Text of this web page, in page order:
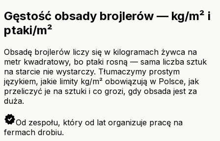
Gęstość obsady brojlerów — kg/m² i
ptaki/m²
Obsadę brojlerów liczy się w kilogramach żywca na
metr kwadratowy, bo ptaki rosną — sama liczba sztuk
na starcie nie wystarczy. Tłumaczymy prostym
językiem, jakie limity kg/m² obowiązują w Polsce, jak
przeliczyć je na sztuki i co grozi, gdy obsada jest za
duża.
verifiedOd zespołu, który od lat organizuje pracę na
fermach drobiu.